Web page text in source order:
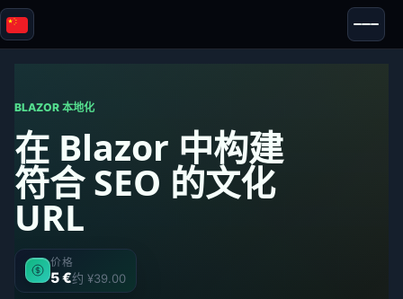
Blazor
工具
测试与评测
BLAZOR 本地化
在 Blazor 中构建
符合 SEO 的文化
URL
价格
5 €约 ¥39.00